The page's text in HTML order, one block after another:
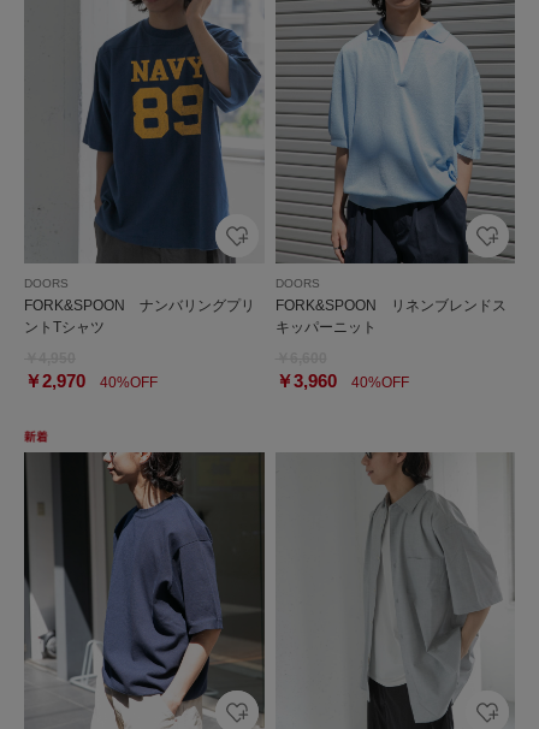
DOORS
FORK&SPOON ナンバリングプリ
ントTシャツ
￥2,970 40%OFF
DOORS
FORK&SPOON リネンブレンドス
キッパーニット
￥3,96040%OFF